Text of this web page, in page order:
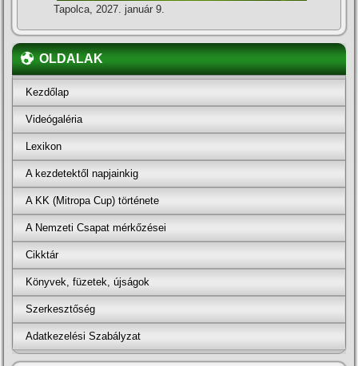
Tapolca, 2027. január 9.
OLDALAK
Kezdőlap
Videógaléria
Lexikon
A kezdetektől napjainkig
A KK (Mitropa Cup) története
A Nemzeti Csapat mérkőzései
Cikktár
Könyvek, füzetek, újságok
Szerkesztőség
Adatkezelési Szabályzat